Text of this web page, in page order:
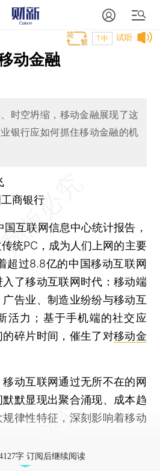
试听
T中
动金融
时空坍缩，移动金融展现了这
银行应如何抓住移动金融的机
商银行
互联网信息中心统计报告，
统PC，成为人们上网的主要
超过8.8亿的中国移动互联网
了移动互联网时代：移动端
告业、制造业纷纷与移动互
活力；基于手机端的社交应
碎片时间，催生了对移动金
互联网通过无所不在的网
默显现出聚合涌现、成本趋
律性特征，深刻影响着移动
字 订阅后继续阅读